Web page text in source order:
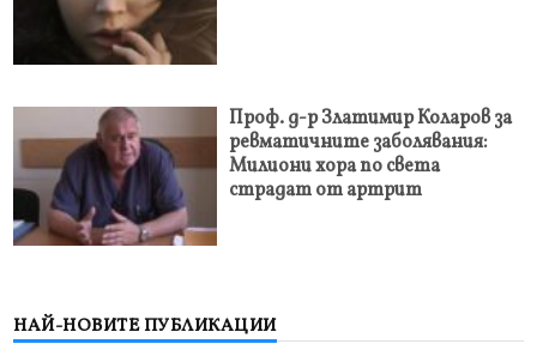
Проф. д-р Златимир Коларов за
ревматичните заболявания:
Милиони хора по света
страдат от артрит
НАЙ-НОВИТЕ ПУБЛИКАЦИИ